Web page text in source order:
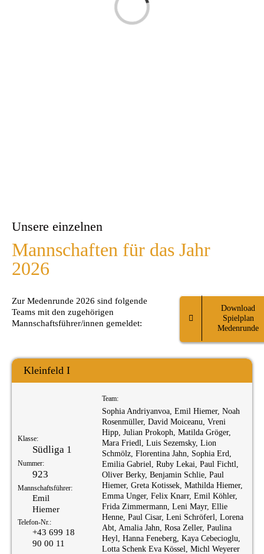
Laden...
Unsere einzelnen
Mannschaften für das Jahr
2026
Zur Medenrunde 2026 sind folgende
Teams mit den zugehörigen
Mannschaftsführer/innen gemeldet:
Download
Spielplan
Medenrunde
Kleinfeld I
Klasse:
Südliga 1
Nummer:
923
Mannschaftsführer:
Emil
Hiemer
Telefon-Nr.:
+43 699 18
90 00 11
Team:
Sophia Andriyanvoa, Emil Hiemer, Noah
Rosenmüller, David Moiceanu, Vreni
Hipp, Julian Prokoph, Matilda Gröger,
Mara Friedl, Luis Sezemsky, Lion
Schmölz, Florentina Jahn, Sophia Erd,
Emilia Gabriel, Ruby Lekai, Paul Fichtl,
Oliver Berky, Benjamin Schlie, Paul
Hiemer, Greta Kotissek, Mathilda Hiemer,
Emma Unger, Felix Knarr, Emil Köhler,
Frida Zimmermann, Leni Mayr, Ellie
Henne, Paul Cisar, Leni Schröferl, Lorena
Abt, Amalia Jahn, Rosa Zeller, Paulina
Heyl, Hanna Feneberg, Kaya Cebecioglu,
Lotta Schenk Eva Kössel, Michl Weyerer